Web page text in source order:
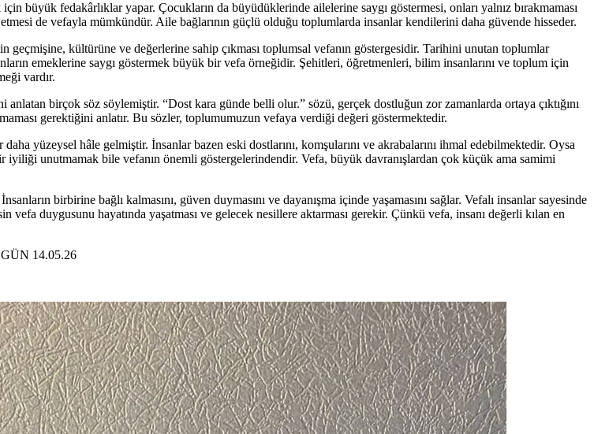
fedakârlıklar yapar. Çocukların da büyüdüklerinde ailelerine saygı göstermesi, onları yalnız bırakmaması
de vefayla mümkündür. Aile bağlarının güçlü olduğu toplumlarda insanlar kendilerini daha güvende hisseder.
kültürüne ve değerlerine sahip çıkması toplumsal vefanın göstergesidir. Tarihini unutan toplumlar
emeklerine saygı göstermek büyük bir vefa örneğidir. Şehitleri, öğretmenleri, bilim insanlarını ve toplum için
vardır.
birçok söz söylemiştir. “Dost kara günde belli olur.” sözü, gerçek dostluğun zor zamanlarda ortaya çıktığını
gerektiğini anlatır. Bu sözler, toplumumuzun vefaya verdiği değeri göstermektedir.
yüzeysel hâle gelmiştir. İnsanlar bazen eski dostlarını, komşularını ve akrabalarını ihmal edebilmektedir. Oysa
unutmamak bile vefanın önemli göstergelerindendir. Vefa, büyük davranışlardan çok küçük ama samimi
birbirine bağlı kalmasını, güven duymasını ve dayanışma içinde yaşamasını sağlar. Vefalı insanlar sayesinde
duygusunu hayatında yaşatması ve gelecek nesillere aktarması gerekir. Çünkü vefa, insanı değerli kılan en